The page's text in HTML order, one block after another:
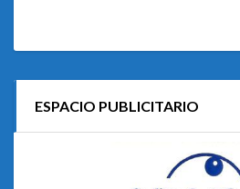
ESPACIO PUBLICITARIO